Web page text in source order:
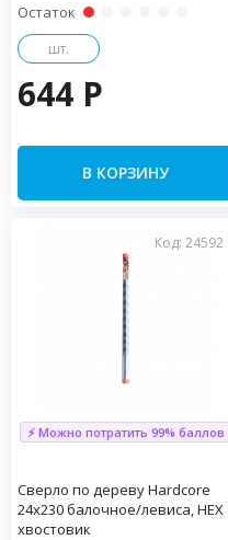
Остаток
шт.
644 P
В КОРЗИНУ
Код: 24592
⚡ Можно потратить 99% баллов
Сверло по дереву Hardcore
24х230 балочное/левиса, HEX
хвостовик